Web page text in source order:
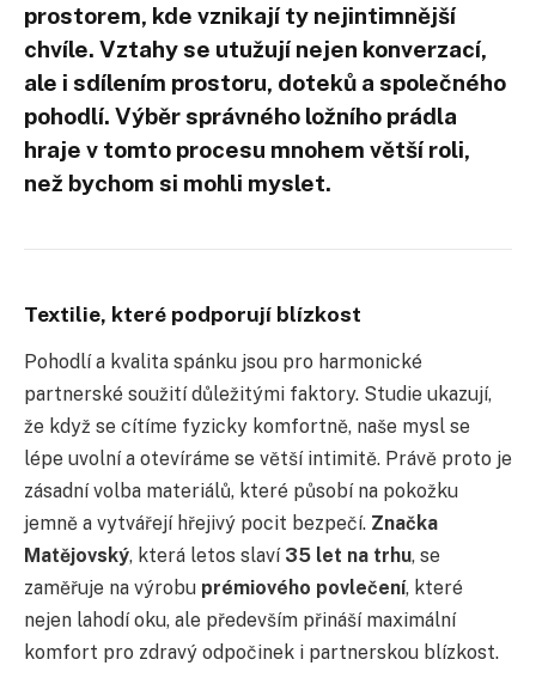
prostorem, kde vznikají ty nejintimnější
chvíle. Vztahy se utužují nejen konverzací,
ale i sdílením prostoru, doteků a společného
pohodlí. Výběr správného ložního prádla
hraje v tomto procesu mnohem větší roli,
než bychom si mohli myslet.
Textilie, které podporují blízkost
Pohodlí a kvalita spánku jsou pro harmonické
partnerské soužití důležitými faktory. Studie ukazují,
že když se cítíme fyzicky komfortně, naše mysl se
lépe uvolní a otevíráme se větší intimitě. Právě proto je
zásadní volba materiálů, které působí na pokožku
jemně a vytvářejí hřejivý pocit bezpečí. Značka
Matějovský, která letos slaví 35 let na trhu, se
zaměřuje na výrobu prémiového povlečení, které
nejen lahodí oku, ale především přináší maximální
komfort pro zdravý odpočinek i partnerskou blízkost.